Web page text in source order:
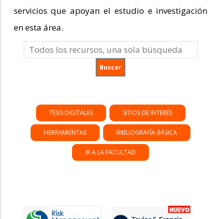
servicios que apoyan el estudio e investigación
en esta área.
TESIS DIGITALES SITIOS DE INTERÉS
HERRAMIENTAS BIBLIOGRAFÍA BÁSICA
IR A LA FACULTAD